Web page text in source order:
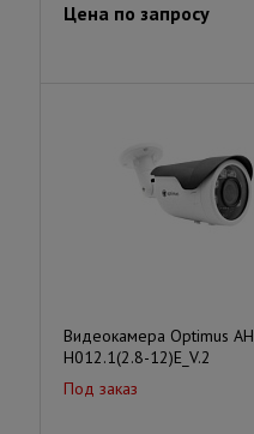
Цена по запросу
Видеокамера Optimus
H012.1(2.8-12)E_V.2
Под заказ